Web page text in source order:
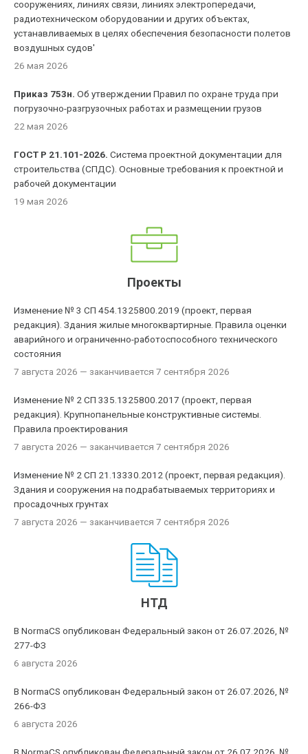
сооружениях, линиях связи, линиях электропередачи,
радиотехническом оборудовании и других объектах,
устанавливаемых в целях обеспечения безопасности полетов
воздушных судов'
26 мая 2026
Приказ 753н. Об утверждении Правил по охране труда при
погрузочно-разгрузочных работах и размещении грузов
22 мая 2026
ГОСТ Р 21.101-2026. Система проектной документации для
строительства (СПДС). Основные требования к проектной и
рабочей документации
19 мая 2026
Проекты
Изменение № 3 СП 454.1325800.2019 (проект, первая
редакция). Здания жилые многоквартирные. Правила оценки
аварийного и ограниченно-работоспособного технического
состояния
7 августа 2026 — заканчивается 7 сентября 2026
Изменение № 2 СП 335.1325800.2017 (проект, первая
редакция). Крупнопанельные конструктивные системы.
Правила проектирования
7 августа 2026 — заканчивается 7 сентября 2026
Изменение № 2 СП 21.13330.2012 (проект, первая редакция).
Здания и сооружения на подрабатываемых территориях и
просадочных грунтах
7 августа 2026 — заканчивается 7 сентября 2026
НТД
В NormaCS опубликован Федеральный закон от 26.07.2026, №
277-ФЗ
6 августа 2026
В NormaCS опубликован Федеральный закон от 26.07.2026, №
266-ФЗ
6 августа 2026